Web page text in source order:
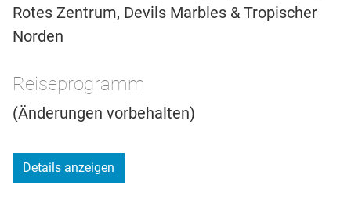
Rotes Zentrum, Devils Marbles & Tropischer
Norden
Reiseprogramm
(Änderungen vorbehalten)
Details anzeigen